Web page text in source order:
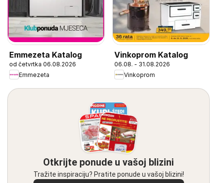
Emmezeta Katalog
od četvrtka 06.08.2026
Emmezeta
Vinkoprom Katalog
06.08. - 31.08.2026
Vinkoprom
Otkrijte ponude u vašoj blizini
Tražite inspiraciju? Pratite ponude u vašoj blizini!